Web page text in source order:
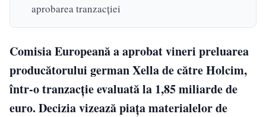
aprobarea tranzacției
Comisia Europeană a aprobat vineri preluarea
producătorului german Xella de către Holcim,
într-o tranzacție evaluată la 1,85 miliarde de
euro. Decizia vizează piața materialelor de